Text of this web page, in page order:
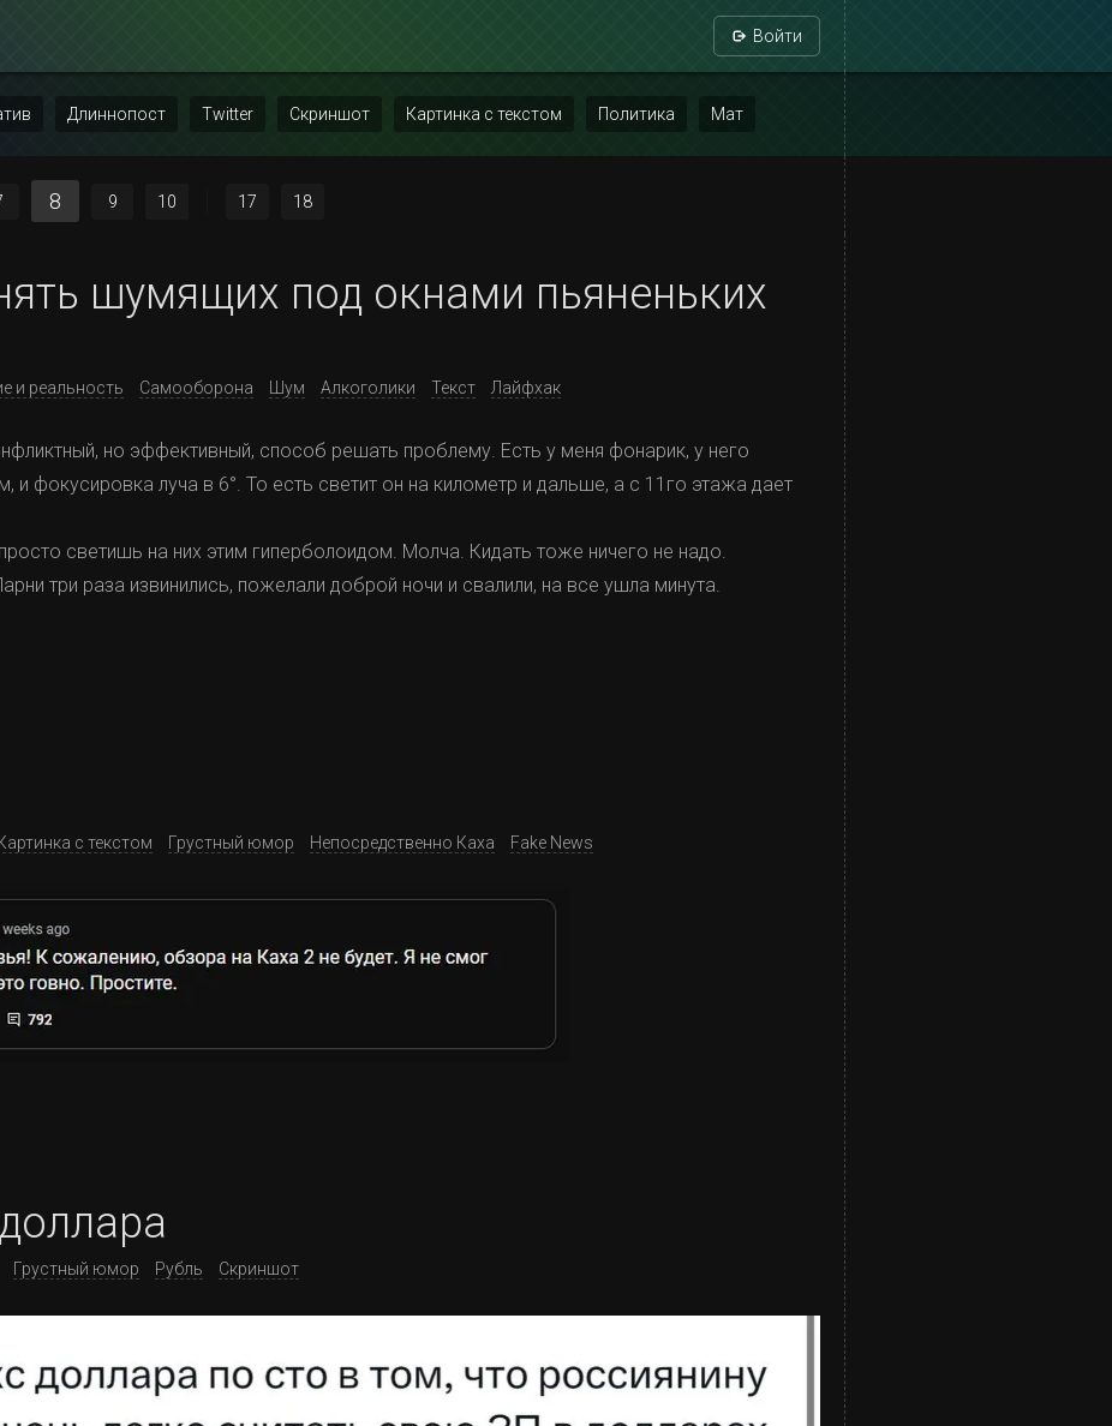
Войти
Длиннопост Twitter Скриншот Картинка с текстом Политика Мат
8 9 10 17 18
шумящих под окнами пьяненьких
и реальность Самооборона Шум Алкоголики Текст Лайфхак
но эффективный, способ решать проблему. Есть у меня фонарик, у него
и фокусировка луча в 6°. То есть светит он на километр и дальше, а с 11го этажа дает
светишь на них этим гиперболоидом. Молча. Кидать тоже ничего не надо.
три раза извинились, пожелали доброй ночи и свалили, на все ушла минута.
с текстом Грустный юмор Непосредственно Каха Fake News
Грустный юмор Рубль Скриншот